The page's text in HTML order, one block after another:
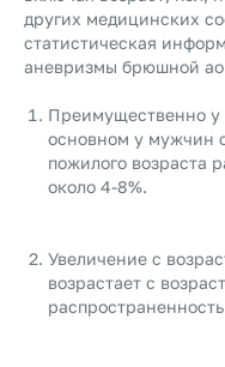
других медицинских
статистическая
аневризмы брюшной
Преимущественно у
основном у мужчин
пожилого возраста
около 4-8%.
Увеличение с
возрастает с